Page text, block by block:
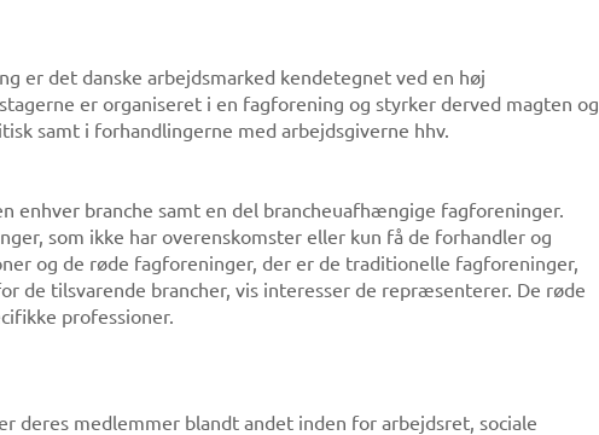
er det danske arbejdsmarked kendetegnet ved en høj
er organiseret i en fagforening og styrker derved magten og
samt i forhandlingerne med arbejdsgiverne hhv.
enhver branche samt en del brancheuafhængige fagforeninger.
som ikke har overenskomster eller kun få de forhandler og
og de røde fagforeninger, der er de traditionelle fagforeninger,
de tilsvarende brancher, vis interesser de repræsenterer. De røde
professioner.
deres medlemmer blandt andet inden for arbejdsret, sociale